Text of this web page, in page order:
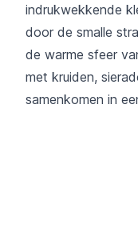
indrukwekkende
door de smalle
de warme sfeer
met kruiden,
samenkomen in